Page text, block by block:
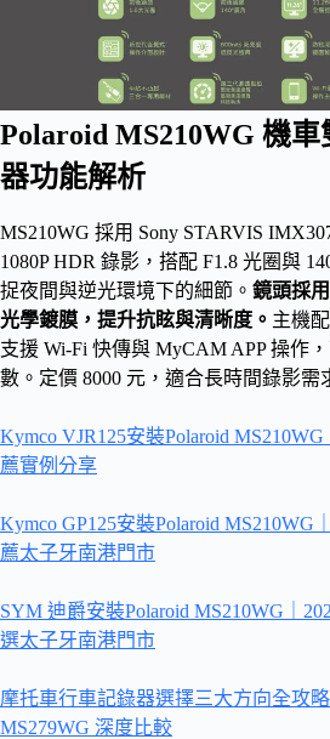
Polaroid MS210WG 機
器功能解析
MS210WG 採用 Sony STARVIS
1080P HDR 錄影，搭配 F1.8 光圈與
捉夜間與逆光環境下的細節。 鏡頭採
光學鍍膜，提升抗眩與清晰度。 主機
支援 Wi-Fi 快傳與 MyCAM APP 操作
數。定價 8000 元，適合長時間錄影需
Kymco VJR125安裝Polaroid
薦實例分享
Kymco GP125安裝Polaroid MS210WG
薦太子牙南港門市
SYM 迪爵安裝Polaroid MS210WG｜
選太子牙南港門市
摩托車行車記錄器選擇三大方向全攻
MS279WG 深度比較